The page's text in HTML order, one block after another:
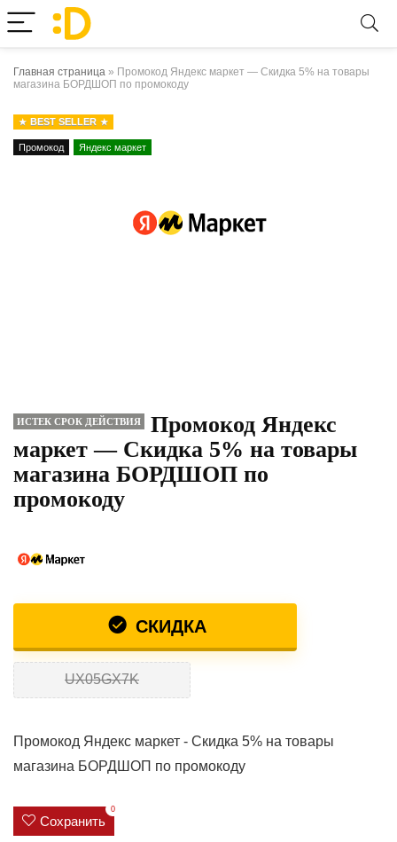
Главная страница » Промокод Яндекс маркет — Скидка 5% на товары
магазина БОРДШОП по промокоду
BEST SELLER
Промокод Яндекс маркет
ИСТЕК СРОК ДЕЙСТВИЯ
Промокод Яндекс
маркет — Скидка 5% на товары
магазина БОРДШОП по
промокоду
СКИДКА
UX05GX7K
Промокод Яндекс маркет - Скидка 5% на товары
магазина БОРДШОП по промокоду
Сохранить
0